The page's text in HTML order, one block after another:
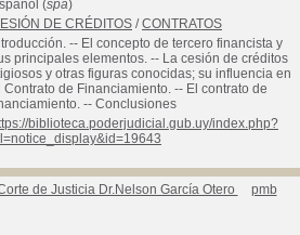
(spa)
DE CRÉDITOS /CONTRATOS
-- El concepto de tercero financista y
principales elementos. -- La cesión de créditos
y otras figuras conocidas; su influencia en
Contrato de Financiamiento. -- El contrato de
-- Conclusiones
biblioteca.poderjudicial.gub.uy/index.php?
de Justicia Dr.Nelson García Otero pmb